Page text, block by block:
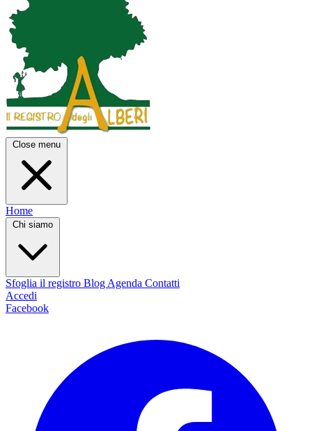
Close menu
Home
Chi siamo
Sfoglia il registro Blog Agenda Contatti
Accedi
Facebook